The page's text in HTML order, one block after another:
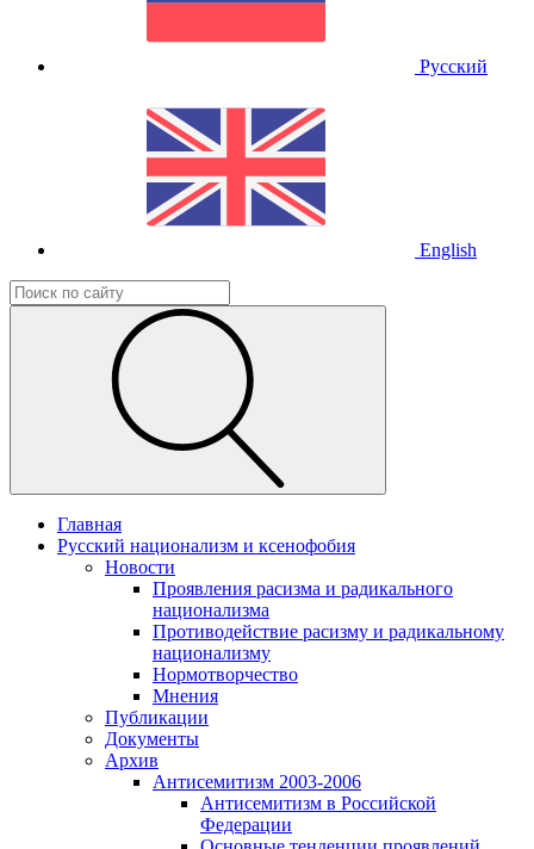
Русский
English
Главная
Русский национализм и ксенофобия
Новости
Проявления расизма и радикального
национализма
Противодействие расизму и радикальному
национализму
Нормотворчество
Мнения
Публикации
Документы
Архив
Антисемитизм 2003-2006
Антисемитизм в Российской
Федерации